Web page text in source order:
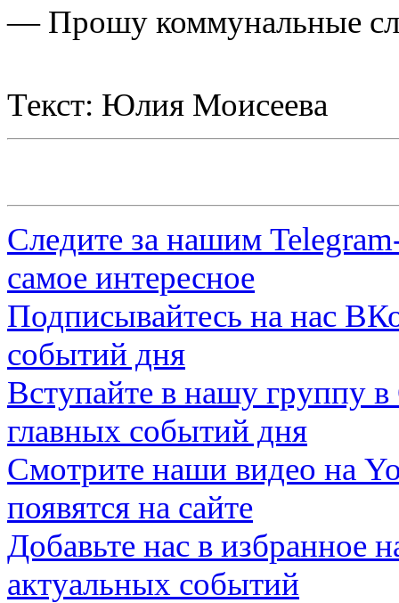
— Прошу коммунальные
Текст: Юлия Моисеева
Следите за нашим
самое интересное
Подписывайтесь на нас
событий дня
Вступайте в нашу группу в
главных событий дня
Смотрите наши видео на
появятся на сайте
Добавьте нас в избранное
актуальных событий